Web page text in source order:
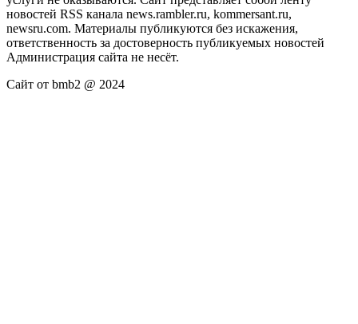
новостей RSS канала news.rambler.ru, kommersant.ru,
newsru.com. Материалы публикуются без искажения,
ответственность за достоверность публикуемых новостей
Администрация сайта не несёт.
Сайт от bmb2 @ 2024